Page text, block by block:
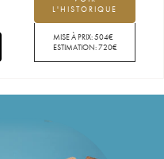
L'HISTORIQUE
MISE À PRIX:504€
ESTIMATION:720€